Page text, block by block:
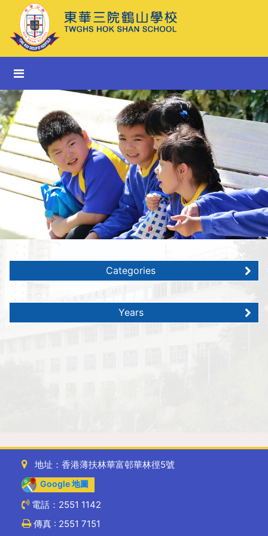
Categories
Years
地址：香港薄扶林華富邨華林徑5號
Google 地圖
電話：2551 1142
傳真 : 2551 7151